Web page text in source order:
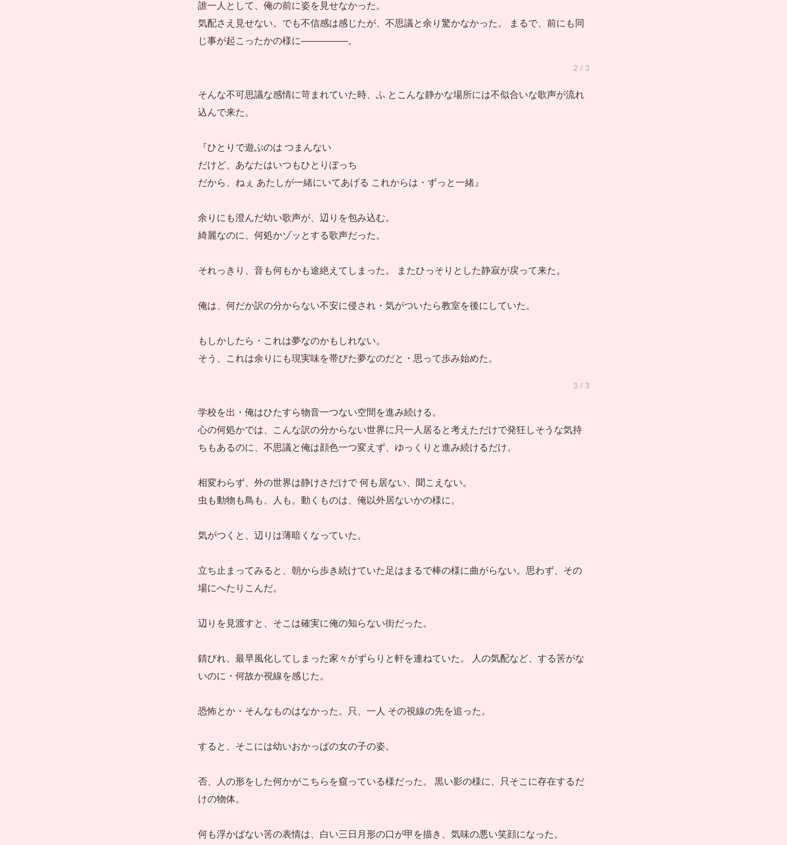
誰一人として、俺の前に姿を見せなかった。
気配さえ見せない。でも不信感は感じたが、不思議と余り驚かなかった。 まるで、前にも同
じ事が起こったかの様に―――――。
2 / 3
そんな不可思議な感情に苛まれていた時、ふ とこんな静かな場所には不似合いな歌声が流れ
込んで来た。
『ひとりで遊ぶのは つまんない
だけど、あなたはいつもひとりぼっち
だから、ねぇ あたしが一緒にいてあげる これからは・ずっと一緒』
余りにも澄んだ幼い歌声が、辺りを包み込む。
綺麗なのに、何処かゾッとする歌声だった。
それっきり、音も何もかも途絶えてしまった。 またひっそりとした静寂が戻って来た。
俺は、何だか訳の分からない不安に侵され・気がついたら教室を後にしていた。
もしかしたら・これは夢なのかもしれない。
そう、これは余りにも現実味を帯びた夢なのだと・思って歩み始めた。
3 / 3
学校を出・俺はひたすら物音一つない空間を進み続ける。
心の何処かでは、こんな訳の分からない世界に只一人居ると考えただけで発狂しそうな気持
ちもあるのに、不思議と俺は顔色一つ変えず、ゆっくりと進み続けるだけ。
相変わらず、外の世界は静けさだけで 何も居ない、聞こえない。
虫も動物も鳥も、人も。動くものは、俺以外居ないかの様に。
気がつくと、辺りは薄暗くなっていた。
立ち止まってみると、朝から歩き続けていた足はまるで棒の様に曲がらない。思わず、その
場にへたりこんだ。
辺りを見渡すと、そこは確実に俺の知らない街だった。
錆びれ、最早風化してしまった家々がずらりと軒を連ねていた。 人の気配など、する筈がな
いのに・何故か視線を感じた。
恐怖とか・そんなものはなかった。只、一人 その視線の先を追った。
すると、そこには幼いおかっぱの女の子の姿。
否、人の形をした何かがこちらを窺っている様だった。 黒い影の様に、只そこに存在するだ
けの物体。
何も浮かばない筈の表情は、白い三日月形の口が甲を描き、気味の悪い笑顔になった。